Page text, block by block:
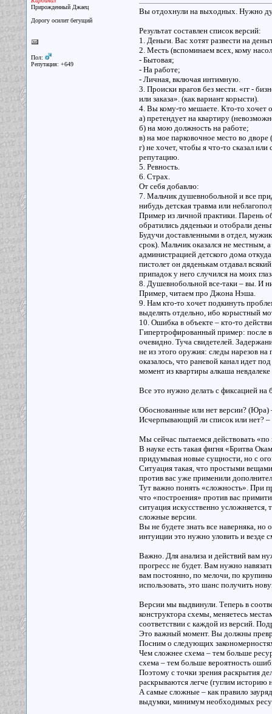
Прирожденный Джаец
Дорогу осилит бегущий
Пол:
Репутация: +649
Вы отдохнули на выходных. Нужно
Результат составлен список версий:
1. Деньги. Вас хотят развести на
2. Месть (вспоминаем всех, кому
- Бытовая;
- На работе;
- Личная, включая интимную.
3. Происки врагов без мести. «гг -
или заказа». (как вариант корысти).
4. Вы кому-то мешаете. Кто-то хочет
а) претендует на квартиру
б) на мою должность на работе;
в) на мое парковочное место во
г) не хочет, чтобы я что-то сказал
репутацию.
5. Ревность.
6. Страх.
От себя добавлю:
7. Мальчик душевнобольной и все
нибудь детская травма или
Пример из личной практики. Парень
обратились дяденьки и отобрали
Будучи доставленными в отдел,
срок). Мальчик оказался не местным,
администрацией детского дома
пистолет он дяденькам отдавал
припадок у него случился на моих
8. Душевнобольной все-таки – вы. И
Пример, читаем про Джона Нэша.
9. Нам кто-то хочет подкинуть
выделять отдельно, ибо корыстный
10. Ошибка в объекте – кто-то
Гипертрофированный пример: после
очевидно. Туча свидетелей.
не из этого оружия: следы нарезов на
оказалось, что раневой канал идет
момент из квартиры алкаша невдалеке
Все это нужно делать с фиксацией на
Обоснованные или нет версии?
Исчерпывающий ли список или нет?
Мы сейчас пытаемся действовать «по
В науке есть такая фигня «Бритва
придумывая новые сущности, но с
Ситуация такая, что простыми
против вас уже применили
Тут важно понять «сложность». При
что «построения» против вас
ситуация искусственно усложняется,
сложные версии.
Вы не будете знать все наверняка,
интуиции это нужно уловить и везде
Важно. Для анализа и действий вам
прогресс не будет. Вам нужно
вам постоянно, по мелочи, по
использовать, это шанс получить
Версии мы выдвинули. Теперь в
конструктора схемы, меняетесь
соответствии с каждой из версий.
Это важный момент. Вы должны
Посним о следующих
Чем сложнее схема – тем больше
схема – тем больше вероятность
Поэтому с точки зрения раскрытия
раскрываются легче (гуглим историю
А самые сложные – как правило
выдумки, минимум необходимых